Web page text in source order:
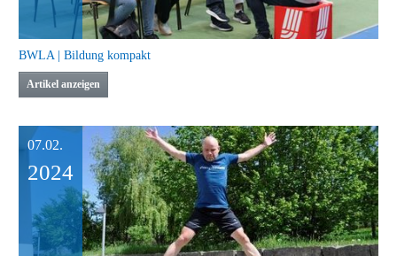
BWLA | Bildung kompakt
Artikel anzeigen
07.02.
2024